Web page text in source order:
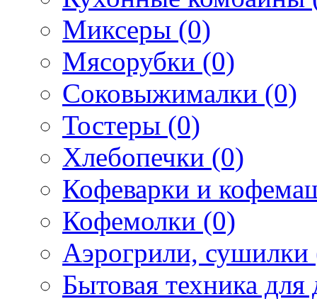
Миксеры (0)
Мясорубки (0)
Соковыжималки (0)
Тостеры (0)
Хлебопечки (0)
Кофеварки и
Кофемолки (0)
Аэрогрили, сушилки
Бытовая техника